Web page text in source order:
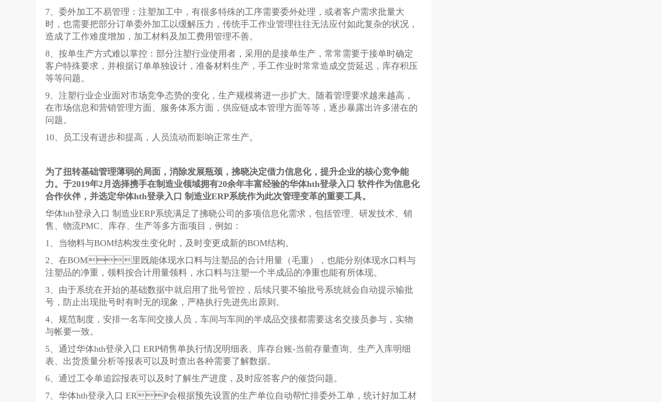
7、委外加工不易管理：注塑加工中，有很多特殊的工序需要委外处理，或者客户需求批量大
时，也需要把部分订单委外加工以缓解压力，传统手工作业管理往往无法应付如此复杂的状况，
造成了工作难度增加，加工材料及加工费用管理不善。
8、按单生产方式难以掌控：部分注塑行业使用者，采用的是接单生产，常常需要于接单时确定
客户特殊要求，并根据订单单独设计，准备材料生产，手工作业时常常造成交货延迟，库存积压
等等问题。
9、注塑行业企业面对市场竞争态势的变化，生产规模将进一步扩大。随着管理要求越来越高，
在市场信息和营销管理方面、服务体系方面，供应链成本管理方面等等，逐步暴露出许多潜在的
问题。
10、员工没有进步和提高，人员流动而影响正常生产。
为了扭转基础管理薄弱的局面，消除发展瓶颈，拂晓决定借力信息化，提升企业的核心竞争能
力。于2019年2月选择携手在制造业领域拥有20余年丰富经验的华体hth登录入口 软件作为信息化
合作伙伴，并选定华体hth登录入口 制造业ERP系统作为此次管理变革的重要工具。
华体hth登录入口 制造业ERP系统满足了拂晓公司的多项信息化需求，包括管理、研发技术、销
售、物流PMC、库存、生产等多方面项目，例如：
1、当物料与BOM结构发生变化时，及时变更成新的BOM结构。
2、在BOM里既能体现水口料与注塑品的合计用量（毛重），也能分别体现水口料与
注塑品的净重，领料按合计用量领料，水口料与注塑一个半成品的净重也能有所体现。
3、由于系统在开始的基础数据中就启用了批号管控，后续只要不输批号系统就会自动提示输批
号，防止出现批号时有时无的现象，严格执行先进先出原则。
4、规范制度，安排一名车间交接人员，车间与车间的半成品交接都需要这名交接员参与，实物
与帐要一致。
5、通过华体hth登录入口 ERP销售单执行情况明细表、库存台账-当前存量查询、生产入库明细
表、出货质量分析等报表可以及时查出各种需要了解数据。
6、通过工令单追踪报表可以及时了解生产进度，及时应答客户的催货问题。
7、华体hth登录入口 ERP会根据预先设置的生产单位自动帮忙排委外工单，统计好加工材